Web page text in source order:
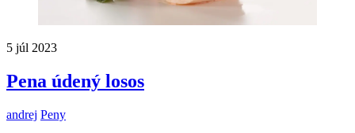
5 júl 2023
Pena údený losos
andrej Peny